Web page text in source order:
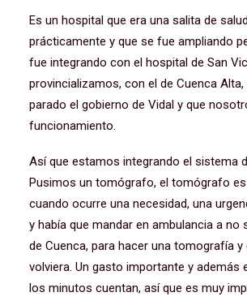
Es un hospital que era una salita de
prácticamente y que se fue ampliando
fue integrando con el hospital de San
provincializamos, con el de Cuenca Alta,
parado el gobierno de Vidal y que
funcionamiento.
Así que estamos integrando el sistema
Pusimos un tomógrafo, el tomógrafo
cuando ocurre una necesidad, una
y había que mandar en ambulancia a no
de Cuenca, para hacer una tomografía y
volviera. Un gasto importante y además
los minutos cuentan, así que es muy